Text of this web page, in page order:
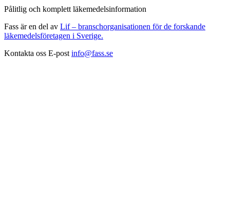
Pålitlig och komplett läkemedelsinformation
Fass är en del av Lif – branschorganisationen för de forskande
läkemedelsföretagen i Sverige.
Kontakta oss E-post info@fass.se